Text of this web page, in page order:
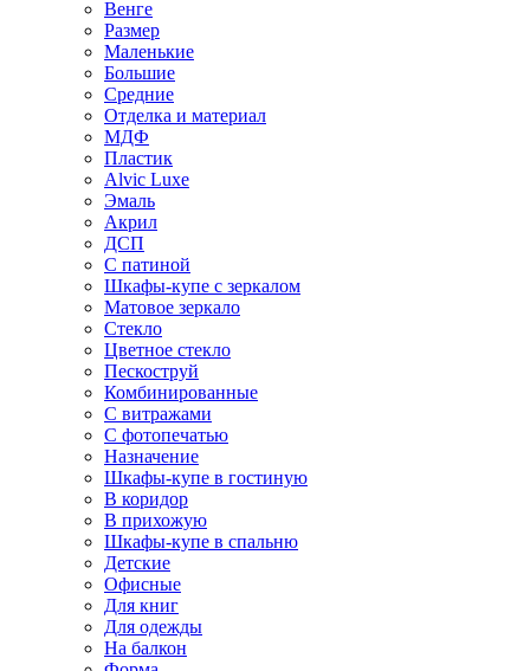
Венге
Размер
Маленькие
Большие
Средние
Отделка и материал
МДФ
Пластик
Alvic Luxe
Эмаль
Акрил
ДСП
С патиной
Шкафы-купе с зеркалом
Матовое зеркало
Стекло
Цветное стекло
Пескоструй
Комбинированные
С витражами
С фотопечатью
Назначение
Шкафы-купе в гостиную
В коридор
В прихожую
Шкафы-купе в спальню
Детские
Офисные
Для книг
Для одежды
На балкон